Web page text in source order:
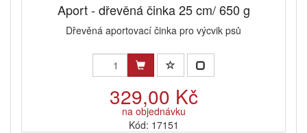
Aport - dřevěná činka 25 cm/ 650 g
Dřevěná aportovací činka pro výcvik psů
329,00 Kč
na objednávku
Kód: 17151